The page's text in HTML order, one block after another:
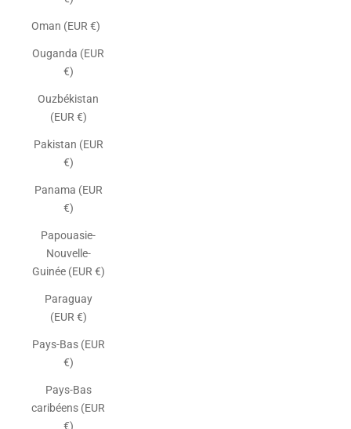
Oman (EUR €)
Ouganda (EUR
€)
Ouzbékistan
(EUR €)
Pakistan (EUR
€)
Panama (EUR
€)
Papouasie-
Nouvelle-
Guinée (EUR €)
Paraguay
(EUR €)
Pays-Bas (EUR
€)
Pays-Bas
caribéens (EUR
€)